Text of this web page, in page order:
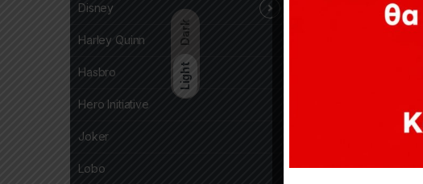
Dark
Light
Disney
Harley Quinn
Hasbro
Hero Initiative
Joker
Lobo